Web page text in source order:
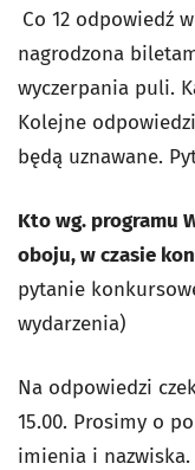
Co 12 odpowiedź
nagrodzona
wyczerpania puli.
Kolejne
będą uznawane.
Kto wg. programu
oboju, w czasie
pytanie
wydarzenia)
Na odpowiedzi
15.00. Prosimy o
imienia i nazwiska.